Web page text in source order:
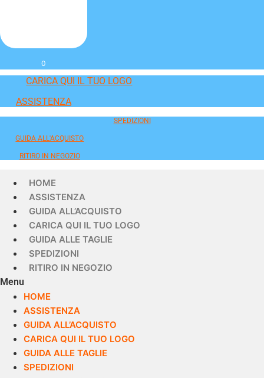
0
CARICA QUI IL TUO LOGO
ASSISTENZA
SPEDIZIONI
GUIDA ALL'ACQUISTO
RITIRO IN NEGOZIO
HOME
ASSISTENZA
GUIDA ALL’ACQUISTO
CARICA QUI IL TUO LOGO
GUIDA ALLE TAGLIE
SPEDIZIONI
RITIRO IN NEGOZIO
Menu
HOME
ASSISTENZA
GUIDA ALL’ACQUISTO
CARICA QUI IL TUO LOGO
GUIDA ALLE TAGLIE
SPEDIZIONI